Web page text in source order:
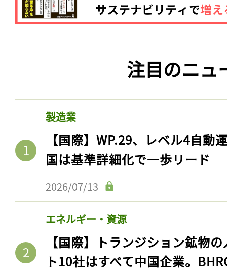
注目のニュ
製造業
【国際】WP.29、レベル4自動
国は基準詳細化で一歩リード
2026/07/13
エネルギー・資源
【国際】トランジション鉱物
ト10社はすべて中国企業。